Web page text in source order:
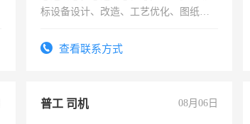
标设备设计、改造、工艺优化、图纸制
结识有识之士，共享未来。
查看联系方式
普工 司机 08月06日